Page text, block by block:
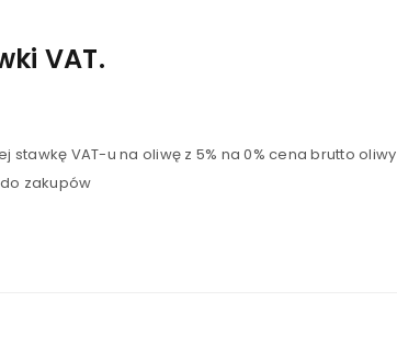
VAT.
VAT-u na oliwę z 5% na 0% cena brutto oliwy
zakupów